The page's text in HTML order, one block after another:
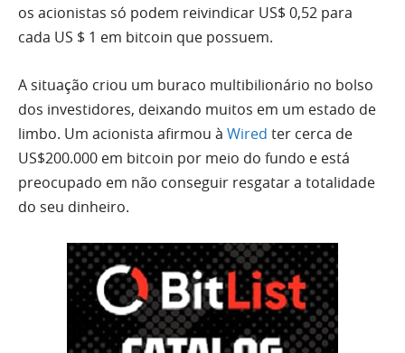
os acionistas só podem reivindicar US$ 0,52 para
cada US $ 1 em bitcoin que possuem.
A situação criou um buraco multibilionário no bolso
dos investidores, deixando muitos em um estado de
limbo. Um acionista afirmou à Wired ter cerca de
US$200.000 em bitcoin por meio do fundo e está
preocupado em não conseguir resgatar a totalidade
do seu dinheiro.